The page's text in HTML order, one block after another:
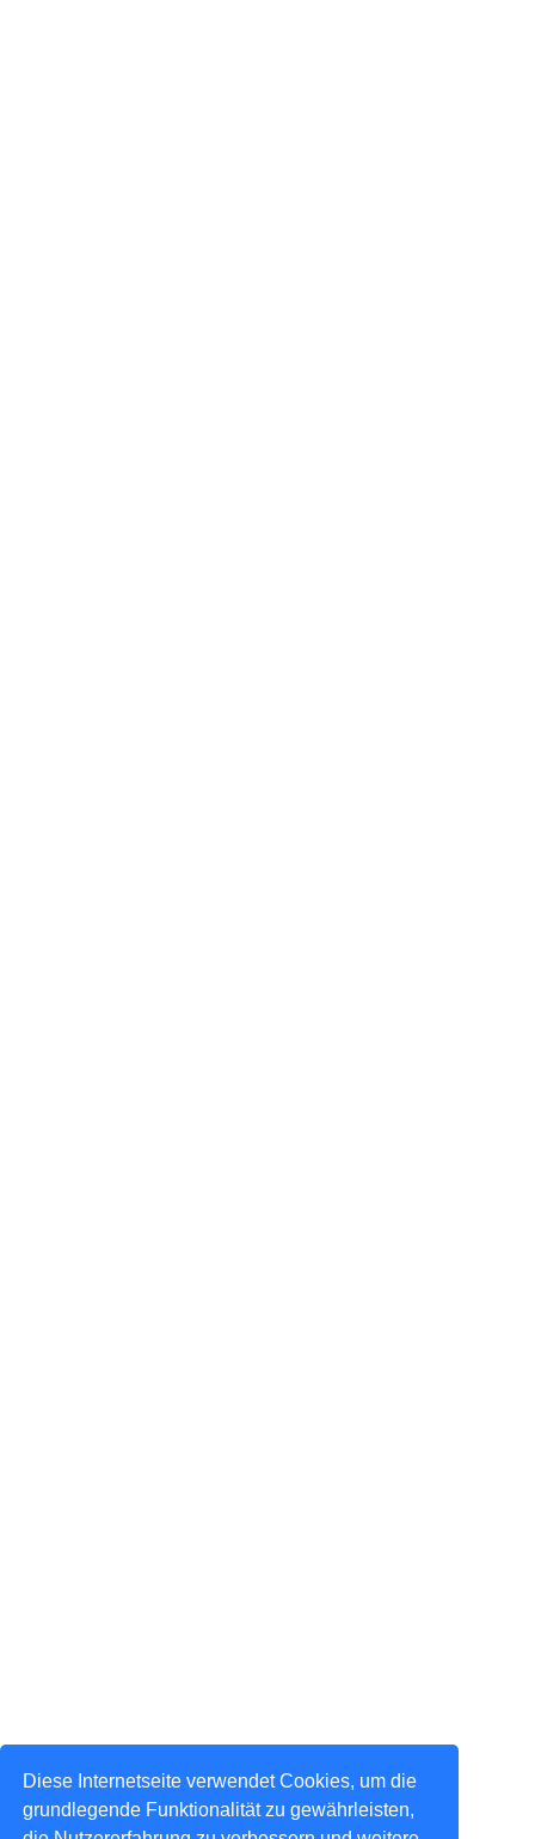
Diese Internetseite verwendet Cookies, um die
grundlegende Funktionalität zu gewährleisten,